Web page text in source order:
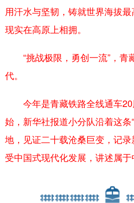
用汗水与坚韧，铸就世界海拔
现实在高原上相拥。
“挑战极限，勇创一流”，青
代。
今年是青藏铁路全线通车20
始，新华社报道小分队沿着这条
地，见证二十载沧桑巨变，记
受中国式现代化发展，讲述属于